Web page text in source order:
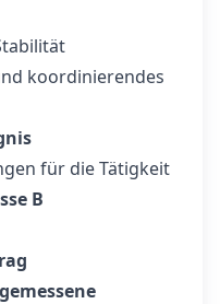
koordinierendes
für die Tätigkeit
B